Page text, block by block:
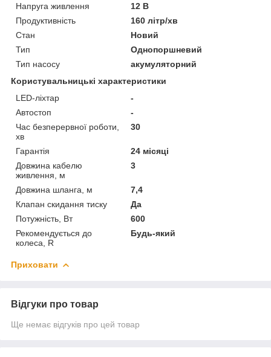
Напруга живлення
12 В
Продуктивність
160 літр/хв
Стан
Новий
Тип
Однопоршневий
Тип насосу
акумуляторний
Користувальницькі характеристики
LED-ліхтар
-
Автостоп
-
Час безперервної роботи,
хв
30
Гарантія
24 місяці
Довжина кабелю
живлення, м
3
Довжина шланга, м
7,4
Клапан скидання тиску
Да
Потужність, Вт
600
Рекомендується до
колеса, R
Будь-який
Приховати
Відгуки про товар
Ще немає відгуків про цей товар